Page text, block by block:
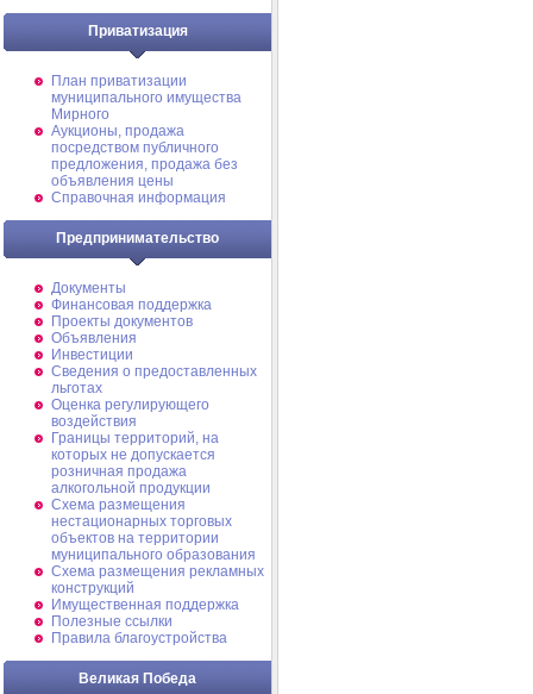
Приватизация
План приватизации
муниципального имущества
Мирного
Аукционы, продажа
посредством публичного
предложения, продажа без
объявления цены
Справочная информация
Предпринимательство
Документы
Финансовая поддержка
Проекты документов
Объявления
Инвестиции
Сведения о предоставленных
льготах
Оценка регулирующего
воздействия
Границы территорий, на
которых не допускается
розничная продажа
алкогольной продукции
Схема размещения
нестационарных торговых
объектов на территории
муниципального образования
Схема размещения рекламных
конструкций
Имущественная поддержка
Полезные ссылки
Правила благоустройства
Великая Победа